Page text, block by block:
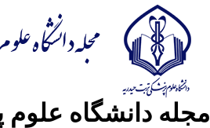
مجله دانشگاه